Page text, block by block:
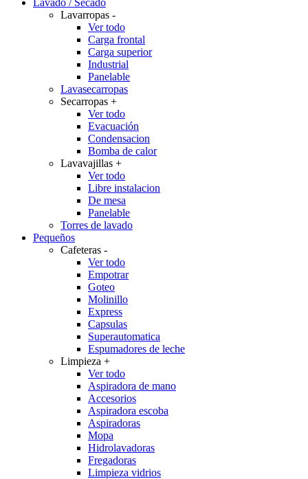
Lavado / Secado
Lavarropas -
Ver todo
Carga frontal
Carga superior
Industrial
Panelable
Lavasecarropas
Secarropas +
Ver todo
Evacuación
Condensacion
Bomba de calor
Lavavajillas +
Ver todo
Libre instalacion
De mesa
Panelable
Torres de lavado
Pequeños
Cafeteras -
Ver todo
Empotrar
Goteo
Molinillo
Express
Capsulas
Superautomatica
Espumadores de leche
Limpieza +
Ver todo
Aspiradora de mano
Accesorios
Aspiradora escoba
Aspiradoras
Mopa
Hidrolavadoras
Fregadoras
Limpieza vidrios